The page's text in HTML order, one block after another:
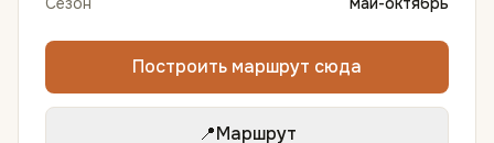
Построить маршрут сюда
📍Маршрут